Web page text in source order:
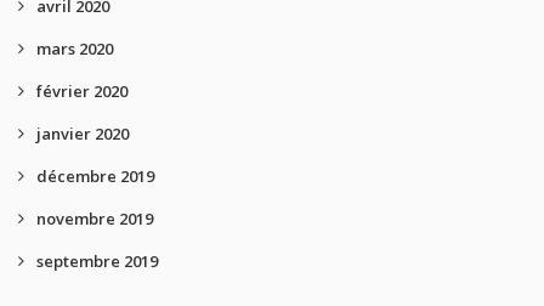
avril 2020
mars 2020
février 2020
janvier 2020
décembre 2019
novembre 2019
septembre 2019